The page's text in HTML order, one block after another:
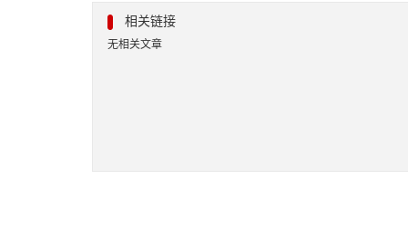
相关链接
无相关文章